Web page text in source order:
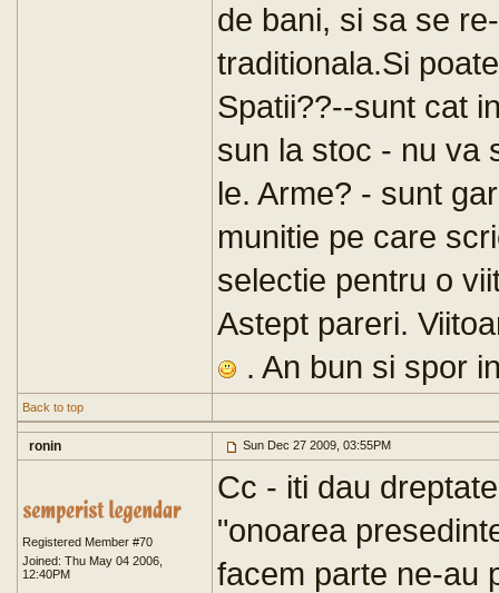
de bani, si sa se
traditionala.Si
Spatii??--sunt cat
sun la stoc - nu va
le. Arme? - sunt
munitie pe care
selectie pentru o
Astept pareri.
. An bun si spor
Back to top
ronin Sun Dec 27 2009, 03:55PM
Registered Member #70
Joined: Thu May 04 2006,
12:40PM
Cc - iti dau
"onoarea
facem parte ne-au